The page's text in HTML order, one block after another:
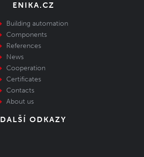
ENIKA.CZ
Building automation
Components
References
News
Cooperation
Certificates
Contacts
About us
DALŠÍ ODKAZY